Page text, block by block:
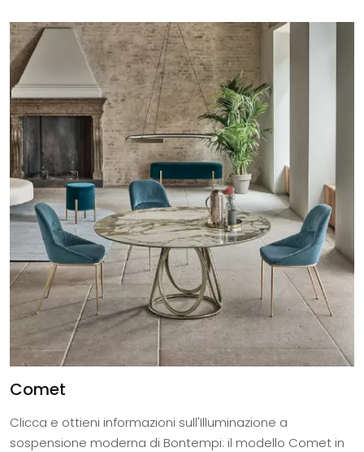
Comet
Clicca e ottieni informazioni sull'Illuminazione a
sospensione moderna di Bontempi: il modello Comet in